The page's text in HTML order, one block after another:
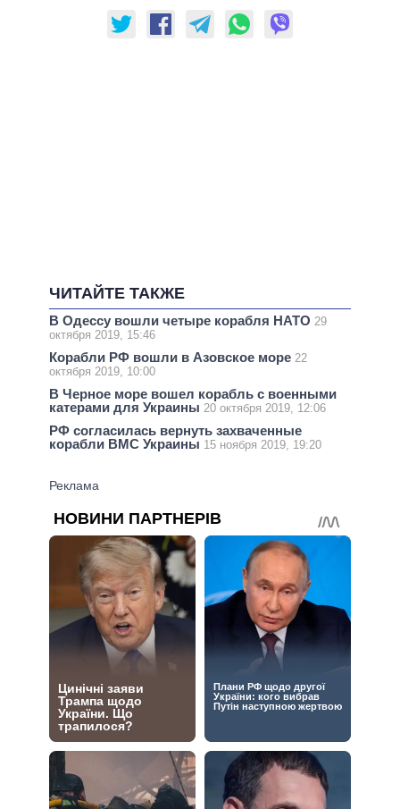
ЧИТАЙТЕ ТАКЖЕ
В Одессу вошли четыре корабля НАТО 29
октября 2019, 15:46
Корабли РФ вошли в Азовское море 22
октября 2019, 10:00
В Черное море вошел корабль с военными
катерами для Украины 20 октября 2019, 12:06
РФ согласилась вернуть захваченные
корабли ВМС Украины 15 ноября 2019, 19:20